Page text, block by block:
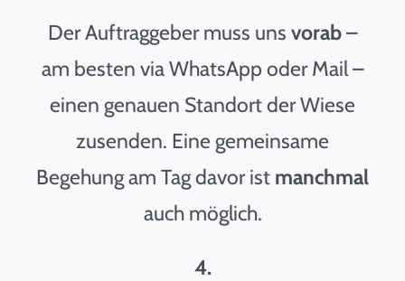
Der Auftraggeber muss uns vorab–
am besten via WhatsApp oder Mail –
einen genauen Standort der Wiese
zusenden. Eine gemeinsame
Begehung am Tag davor ist manchmal
auch möglich.
4.